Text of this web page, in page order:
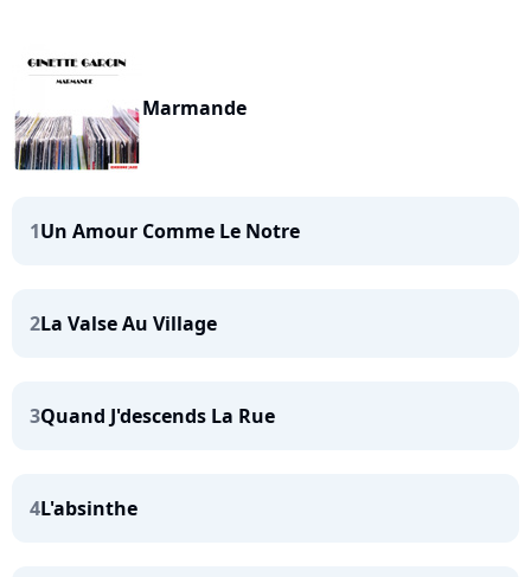
Marmande
1Un Amour Comme Le Notre
2La Valse Au Village
3Quand J'descends La Rue
4L'absinthe